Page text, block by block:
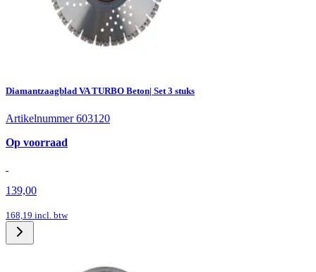
Diamantzaagblad VA TURBO Beton| Set 3 stuks
Artikelnummer 603120
Op voorraad
139,00
168,19 incl. btw